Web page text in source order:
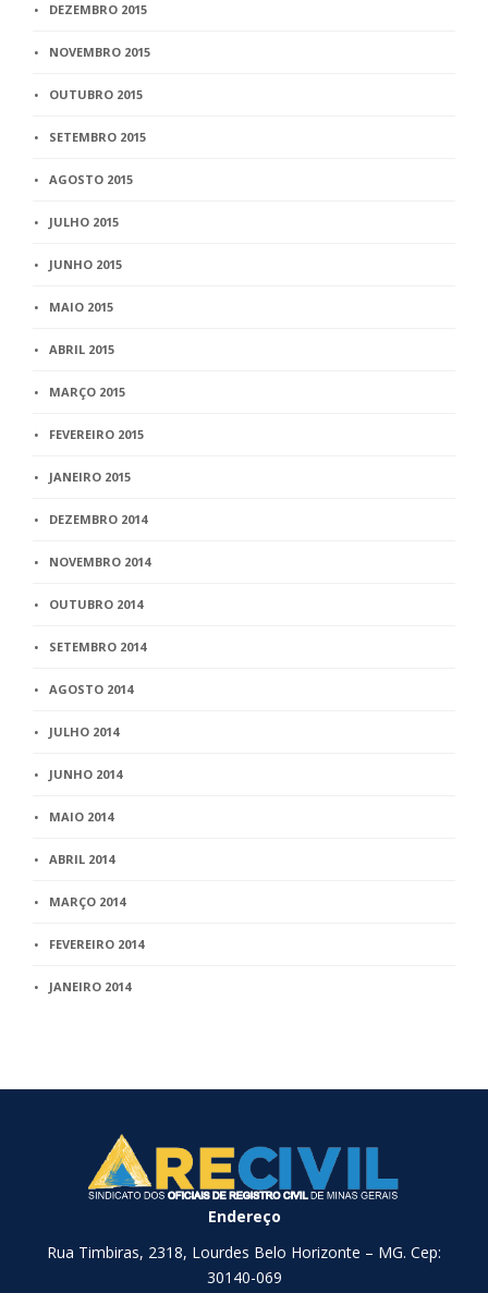
DEZEMBRO 2015
NOVEMBRO 2015
OUTUBRO 2015
SETEMBRO 2015
AGOSTO 2015
JULHO 2015
JUNHO 2015
MAIO 2015
ABRIL 2015
MARÇO 2015
FEVEREIRO 2015
JANEIRO 2015
DEZEMBRO 2014
NOVEMBRO 2014
OUTUBRO 2014
SETEMBRO 2014
AGOSTO 2014
JULHO 2014
JUNHO 2014
MAIO 2014
ABRIL 2014
MARÇO 2014
FEVEREIRO 2014
JANEIRO 2014
Endereço
Rua Timbiras, 2318, Lourdes Belo Horizonte – MG. Cep:
30140-069